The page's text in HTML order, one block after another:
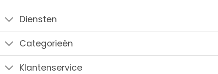
Diensten
Categorieën
Klantenservice